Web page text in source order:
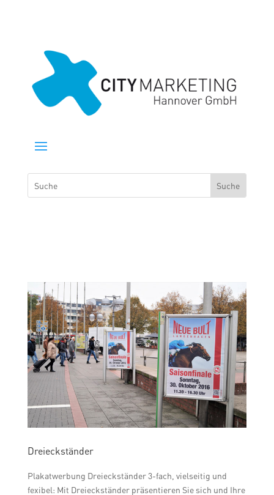
Dreieckständer
Plakatwerbung Dreieckständer 3-fach, vielseitig und
fexibel: Mit Dreieckständer präsentieren Sie sich und Ihre